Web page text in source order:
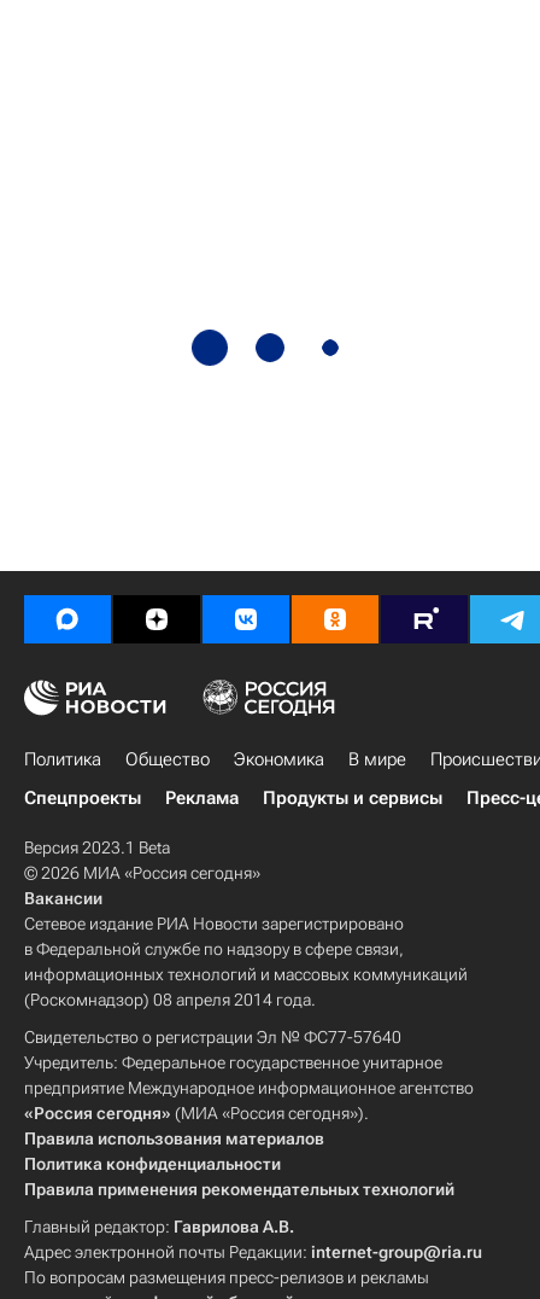
Политика Общество Экономика В мире
Спецпроекты
Реклама Продукты и сервисы Пресс-
Версия 2023.1 Beta
© 2026 МИА «Россия сегодня»
Вакансии
Сетевое издание РИА Новости зарегистрировано
в Федеральной службе по надзору в сфере связи,
информационных технологий и массовых коммуникаций
(Роскомнадзор) 08 апреля 2014 года.
Свидетельство о регистрации Эл № ФС77-57640
Учредитель: Федеральное государственное унитарное
предприятие Международное информационное агентство
«Россия сегодня» (МИА «Россия сегодня»).
Правила использования материалов
Политика конфиденциальности
Правила применения рекомендательных технологий
Главный редактор: Гаврилова А.В.
Адрес электронной почты Редакции: internet-group@ria.ru
По вопросам размещения пресс-релизов и рекламы